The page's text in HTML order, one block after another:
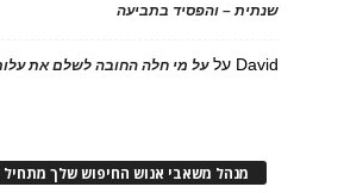
שנתית – והפסיד בתביעה
David עלעל מי חלה החובה לשלם את
מנהל משאבי אנוש החיפוש שלך מתחיל